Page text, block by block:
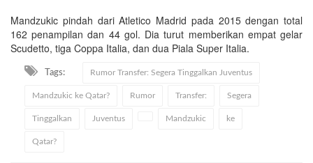
Mandzukic pindah dari Atletico Madrid pada 2015 dengan total
162 penampilan dan 44 gol. Dia turut memberikan empat gelar
Scudetto, tiga Coppa Italia, dan dua Piala Super Italia.
Tags: Rumor Transfer: Segera Tinggalkan Juventus
Mandzukic ke Qatar? Rumor Transfer: Segera
Tinggalkan Juventus Mandzukic ke
Qatar?